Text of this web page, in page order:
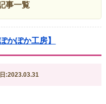
事一覧
かぽか工房】
:2023.03.31